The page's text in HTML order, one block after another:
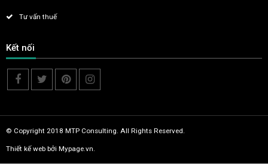
Tư vấn thuế
Kết nối
© Copyright 2018 MTP Consulting. All Rights Reserved.
Thiết kế web bởi Mypage.vn.